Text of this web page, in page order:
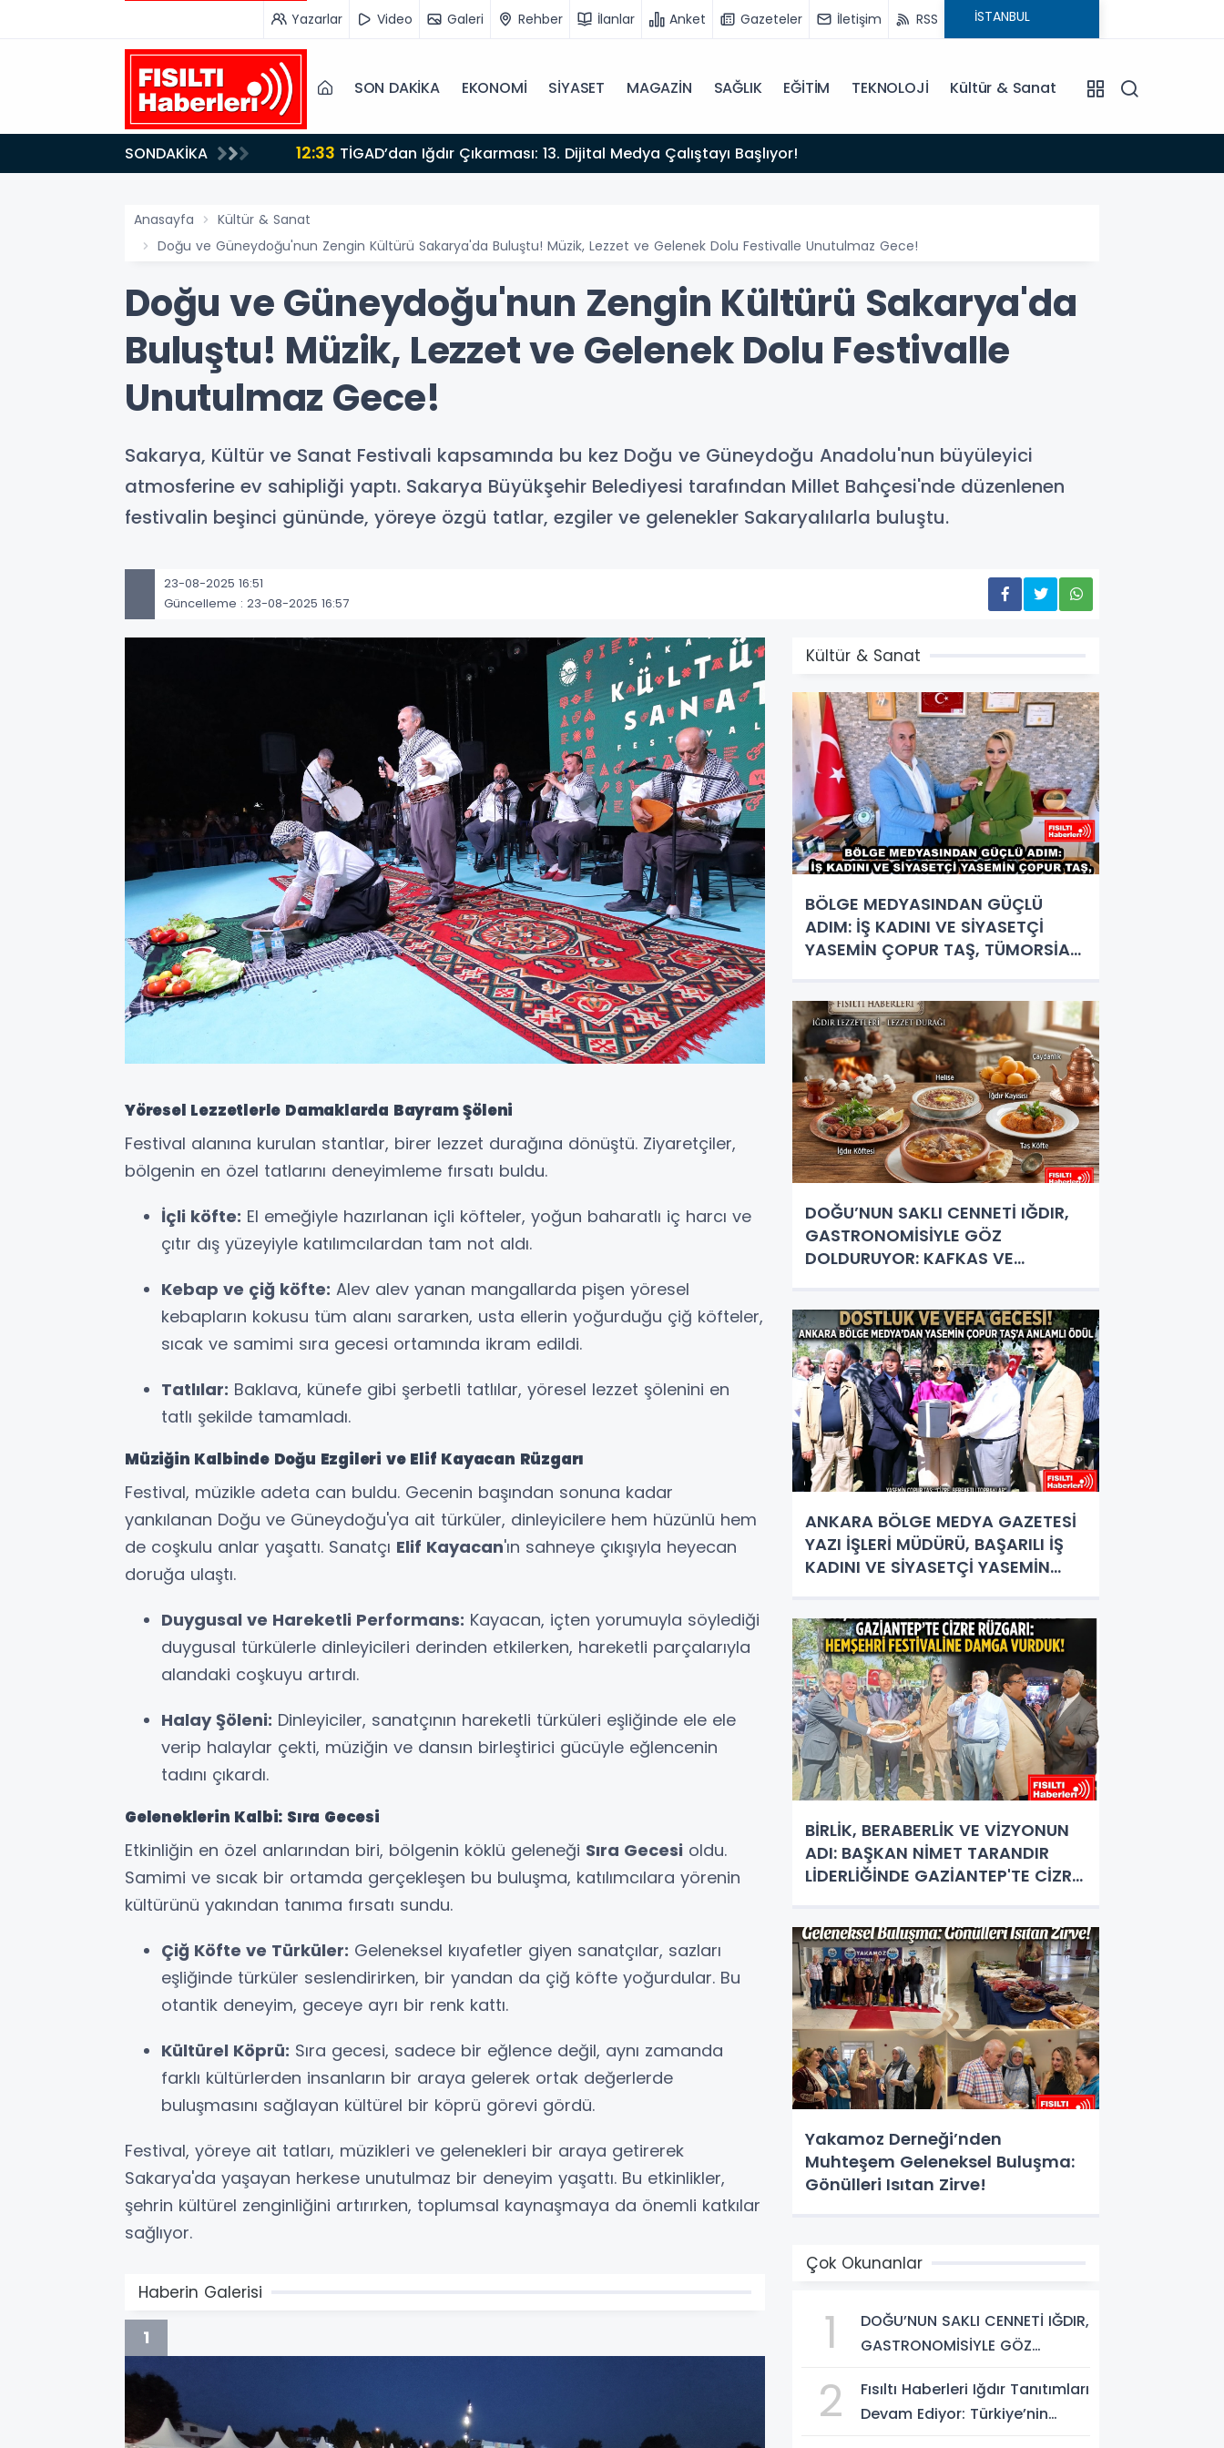
Yazarlar Video Galeri Rehber İlanlar Anket Gazeteler İletişim RSS
SON DAKİKA EKONOMİ SİYASET MAGAZİN SAĞLIK EĞİTİM TEKNOLOJİ Kültür & Sanat
SONDAKİKA 10:52 Ankara Kalkınma Ajansı Destekliyor: Yapay Zekâ ve Dijital Çağda Dezenformasyonla Mücadele
Kapasite Geliştirme Eğitimi Başlıyor!
Anasayfa
Kültür & Sanat
Doğu ve Güneydoğu'nun Zengin Kültürü Sakarya'da Buluştu! Müzik, Lezzet ve Gelenek Dolu Festivalle Unutulmaz Gece!
Doğu ve Güneydoğu'nun Zengin Kültürü Sakarya'da
Buluştu! Müzik, Lezzet ve Gelenek Dolu Festivalle
Unutulmaz Gece!
Sakarya, Kültür ve Sanat Festivali kapsamında bu kez Doğu ve Güneydoğu Anadolu'nun büyüleyici
atmosferine ev sahipliği yaptı. Sakarya Büyükşehir Belediyesi tarafından Millet Bahçesi'nde düzenlenen
festivalin beşinci gününde, yöreye özgü tatlar, ezgiler ve gelenekler Sakaryalılarla buluştu.
23-08-2025 16:51
Güncelleme : 23-08-2025 16:57
Yöresel Lezzetlerle Damaklarda Bayram Şöleni
Festival alanına kurulan stantlar, birer lezzet durağına dönüştü. Ziyaretçiler,
bölgenin en özel tatlarını deneyimleme fırsatı buldu.
İçli köfte: El emeğiyle hazırlanan içli köfteler, yoğun baharatlı iç harcı ve
çıtır dış yüzeyiyle katılımcılardan tam not aldı.
Kebap ve çiğ köfte: Alev alev yanan mangallarda pişen yöresel
kebapların kokusu tüm alanı sararken, usta ellerin yoğurduğu çiğ köfteler,
sıcak ve samimi sıra gecesi ortamında ikram edildi.
Tatlılar: Baklava, künefe gibi şerbetli tatlılar, yöresel lezzet şölenini en
tatlı şekilde tamamladı.
Müziğin Kalbinde Doğu Ezgileri ve Elif Kayacan Rüzgarı
Festival, müzikle adeta can buldu. Gecenin başından sonuna kadar
yankılanan Doğu ve Güneydoğu'ya ait türküler, dinleyicilere hem hüzünlü hem
de coşkulu anlar yaşattı. Sanatçı Elif Kayacan'ın sahneye çıkışıyla heyecan
doruğa ulaştı.
Duygusal ve Hareketli Performans: Kayacan, içten yorumuyla söylediği
duygusal türkülerle dinleyicileri derinden etkilerken, hareketli parçalarıyla
alandaki coşkuyu artırdı.
Halay Şöleni: Dinleyiciler, sanatçının hareketli türküleri eşliğinde ele ele
verip halaylar çekti, müziğin ve dansın birleştirici gücüyle eğlencenin
tadını çıkardı.
Geleneklerin Kalbi: Sıra Gecesi
Etkinliğin en özel anlarından biri, bölgenin köklü geleneği Sıra Gecesi oldu.
Samimi ve sıcak bir ortamda gerçekleşen bu buluşma, katılımcılara yörenin
kültürünü yakından tanıma fırsatı sundu.
Çiğ Köfte ve Türküler: Geleneksel kıyafetler giyen sanatçılar, sazları
eşliğinde türküler seslendirirken, bir yandan da çiğ köfte yoğurdular. Bu
otantik deneyim, geceye ayrı bir renk kattı.
Kültürel Köprü: Sıra gecesi, sadece bir eğlence değil, aynı zamanda
farklı kültürlerden insanların bir araya gelerek ortak değerlerde
buluşmasını sağlayan kültürel bir köprü görevi gördü.
Festival, yöreye ait tatları, müzikleri ve gelenekleri bir araya getirerek
Sakarya'da yaşayan herkese unutulmaz bir deneyim yaşattı. Bu etkinlikler,
şehrin kültürel zenginliğini artırırken, toplumsal kaynaşmaya da önemli katkılar
sağlıyor.
Haberin Galerisi
1
Kültür & Sanat
BÖLGE MEDYASINDAN GÜÇLÜ
ADIM: İŞ KADINI VE SİYASETÇİ
YASEMİN ÇOPUR TAŞ, TÜMORSİAD
DOĞU’NUN SAKLI CENNETİ IĞDIR,
GASTRONOMİSİYLE GÖZ
DOLDURUYOR: KAFKAS VE
ANKARA BÖLGE MEDYA GAZETESİ
YAZI İŞLERİ MÜDÜRÜ, BAŞARILI İŞ
KADINI VE SİYASETÇİ YASEMİN
BİRLİK, BERABERLİK VE VİZYONUN
ADI: BAŞKAN NİMET TARANDIR
LİDERLİĞİNDE GAZİANTEP'TE CİZRE
Yakamoz Derneği’nden
Muhteşem Geleneksel Buluşma:
Gönülleri Isıtan Zirve!
Çok Okunanlar
1
DOĞU’NUN SAKLI CENNETİ IĞDIR,
GASTRONOMİSİYLE GÖZ
ANADOLU KÜLTÜRÜNÜN
BULUŞMA NOKTASI
2
Fısıltı Haberleri Iğdır Tanıtımları
Devam Ediyor: Türkiye’nin